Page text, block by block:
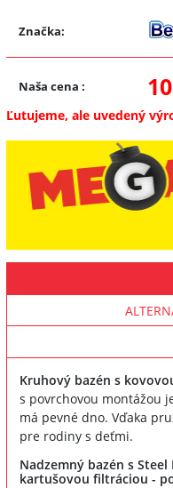
Značka:
Naša cena :
Ľutujeme, ale uvedený
Kruhový bazén s
s povrchovou montážou
má pevné dno. Vďaka
pre rodiny s deťmi.
Nadzemný bazén s
kartušovou filtráciou -